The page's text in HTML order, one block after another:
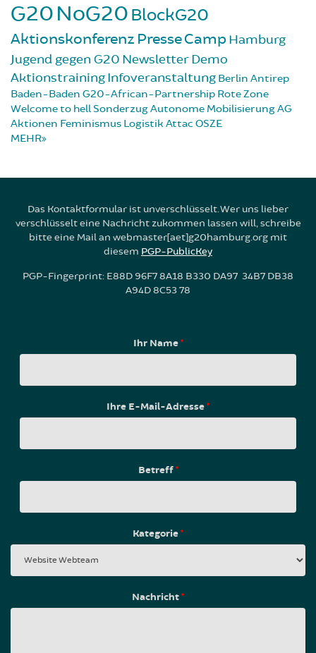
G20NoG20 BlockG20
Aktionskonferenz PresseCampHamburg
Jugend gegen G20 NewsletterDemo
AktionstrainingInfoveranstaltung Berlin Antirep
Baden-Baden G20-African-Partnership Rote Zone
Welcome to hellSonderzugAutonome MobilisierungAG
Aktionen Feminismus Logistik Attac OSZE
MEHR
Das Kontaktformular ist unverschlüsselt. Wer uns lieber
verschlüsselt eine Nachricht zukommen lassen will, schreibe
bitte eine Mail an webmaster[aet]g20hamburg.org mit
diesem PGP-PublicKey
PGP-Fingerprint: E88D 96F7 8A18 B330 DA97 34B7 DB38
A94D 8C53 78
Ihr Name*
Ihre E-Mail-Adresse*
Betreff*
Kategorie*
Nachricht*